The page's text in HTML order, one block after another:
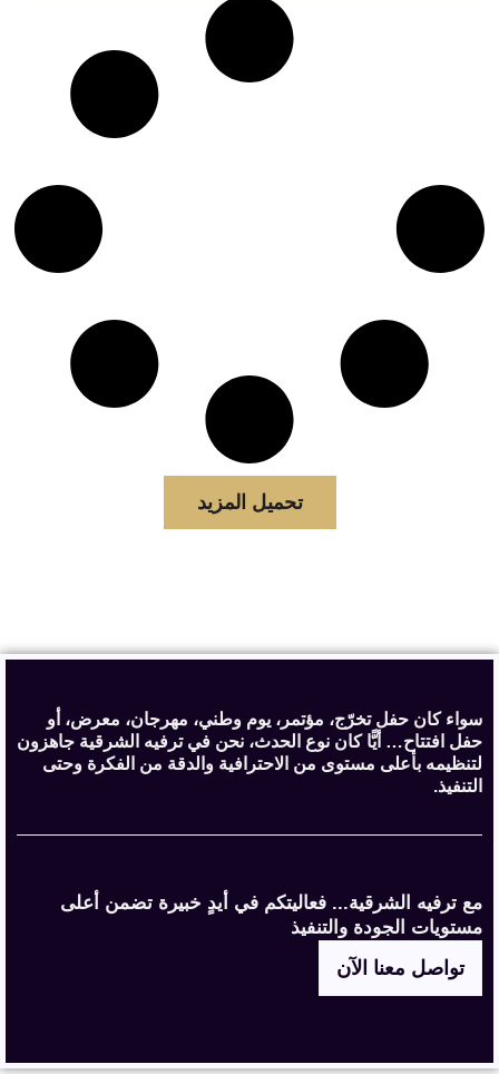
تحميل المزيد
سواء كان حفل تخرّج، مؤتمر، يوم وطني، مهرجان، معرض، أو
حفل افتتاح… أيًّا كان نوع الحدث، نحن في ترفيه الشرقية جاهزون
لتنظيمه بأعلى مستوى من الاحترافية والدقة من الفكرة وحتى
التنفيذ.
مع ترفيه الشرقية... فعاليتكم في أيدٍ خبيرة تضمن أعلى
مستويات الجودة والتنفيذ
تواصل معنا الآن